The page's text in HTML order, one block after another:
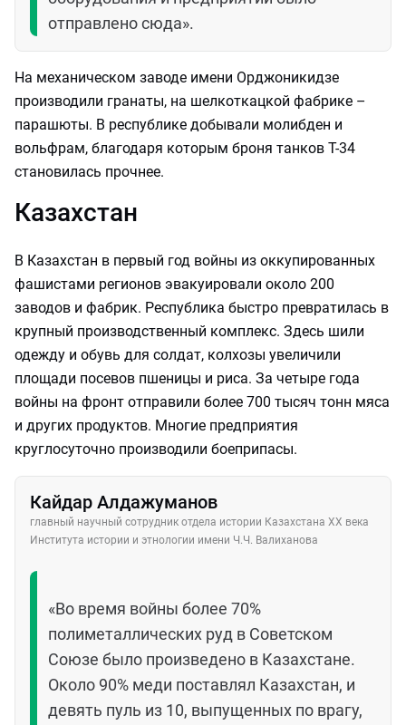
отправлено сюда».
На механическом заводе имени Орджоникидзе
производили гранаты, на шелкоткацкой фабрике –
парашюты. В республике добывали молибден и
вольфрам, благодаря которым броня танков Т-34
становилась прочнее.
Казахстан
В Казахстан в первый год войны из оккупированных
фашистами регионов эвакуировали около 200
заводов и фабрик. Республика быстро превратилась в
крупный производственный комплекс. Здесь шили
одежду и обувь для солдат, колхозы увеличили
площади посевов пшеницы и риса. За четыре года
войны на фронт отправили более 700 тысяч тонн мяса
и других продуктов. Многие предприятия
круглосуточно производили боеприпасы.
Кайдар Алдажуманов
главный научный сотрудник отдела истории Казахстана XX века
Института истории и этнологии имени Ч.Ч. Валиханова
«Во время войны более 70%
полиметаллических руд в Советском
Союзе было произведено в Казахстане.
Около 90% меди поставлял Казахстан, и
девять пуль из 10, выпущенных по врагу,